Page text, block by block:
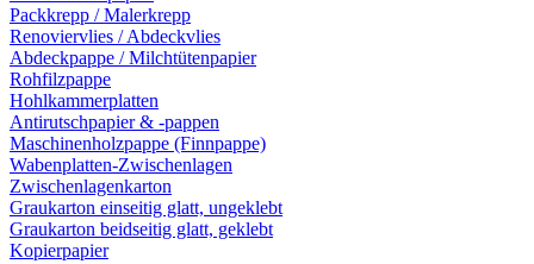
Packkrepp / Malerkrepp
Renoviervlies / Abdeckvlies
Abdeckpappe / Milchtütenpapier
Rohfilzpappe
Hohlkammerplatten
Antirutschpapier & -pappen
Maschinenholzpappe (Finnpappe)
Wabenplatten-Zwischenlagen
Zwischenlagenkarton
Graukarton einseitig glatt, ungeklebt
Graukarton beidseitig glatt, geklebt
Kopierpapier